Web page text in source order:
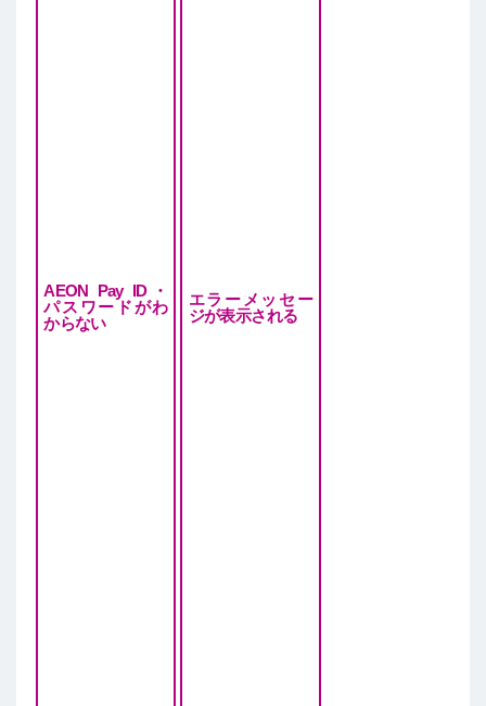
AEON Pay ID・
パスワードがわ
からない
エラーメッセー
ジが表示される